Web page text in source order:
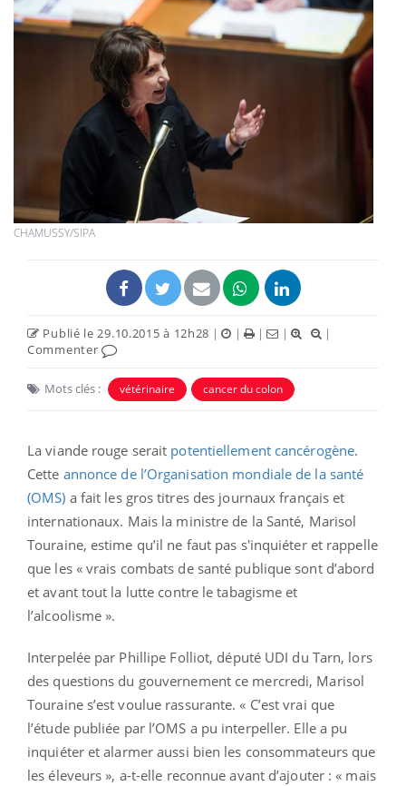
CHAMUSSY/SIPA
Publié le 29.10.2015 à 12h28 | | | |
|
Commenter
Mots clés : vétérinaire cancer du colon
La viande rouge serait potentiellement cancérogène.
Cette annonce de l’Organisation mondiale de la santé
(OMS) a fait les gros titres des journaux français et
internationaux. Mais la ministre de la Santé, Marisol
Touraine, estime qu’il ne faut pas s'inquiéter et rappelle
que les « vrais combats de santé publique sont d’abord
et avant tout la lutte contre le tabagisme et
l’alcoolisme ».
Interpelée par Phillipe Folliot, député UDI du Tarn, lors
des questions du gouvernement ce mercredi, Marisol
Touraine s’est voulue rassurante. « C’est vrai que
l’étude publiée par l’OMS a pu interpeller. Elle a pu
inquiéter et alarmer aussi bien les consommateurs que
les éleveurs », a-t-elle reconnue avant d’ajouter : « mais